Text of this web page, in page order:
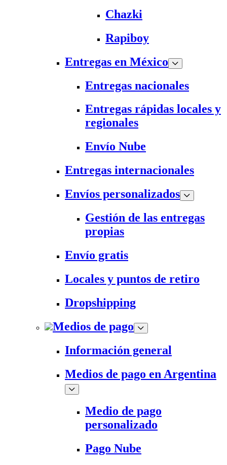
Chazki
Rapiboy
Entregas en México
Entregas nacionales
Entregas rápidas locales y
regionales
Envío Nube
Entregas internacionales
Envíos personalizados
Gestión de las entregas
propias
Envío gratis
Locales y puntos de retiro
Dropshipping
Medios de pago
Información general
Medios de pago en Argentina
Medio de pago
personalizado
Pago Nube